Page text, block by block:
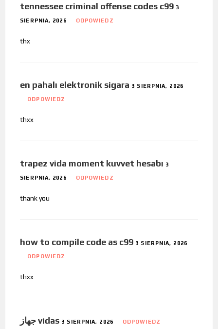
tennessee criminal offense codes c99 3
SIERPNIA, 2026 ODPOWIEDZ
thx
en pahalı elektronik sigara 3 SIERPNIA, 2026
ODPOWIEDZ
thxx
trapez vida moment kuvvet hesabı 3
SIERPNIA, 2026 ODPOWIEDZ
thank you
how to compile code as c99 3 SIERPNIA, 2026
ODPOWIEDZ
thxx
جهاز vidas 3 SIERPNIA, 2026 ODPOWIEDZ